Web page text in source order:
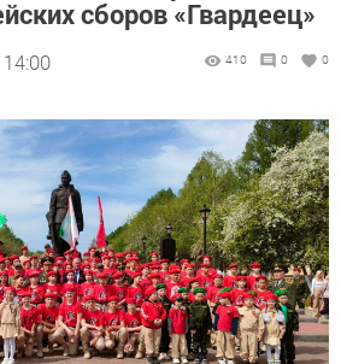
сборов «Гвардеец»
410 0 0